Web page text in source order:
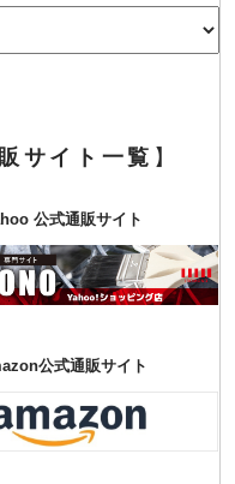
サイト一覧 】
公式通販サイト
公式通販サイト